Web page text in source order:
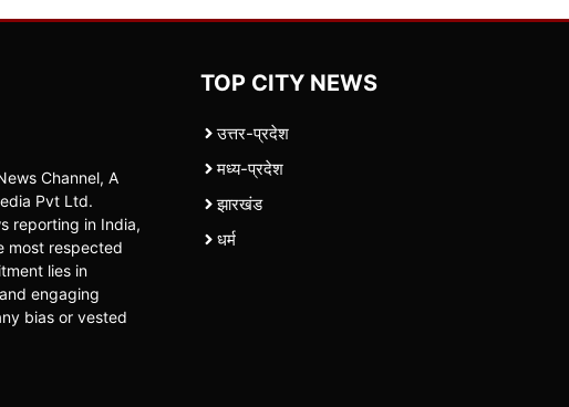
Channel, A
Pvt Ltd.
reporting in India,
most respected
lies in
engaging
bias or vested
TOP CITY NEWS
उत्तर-प्रदेश
मध्य-प्रदेश
झारखंड
धर्म